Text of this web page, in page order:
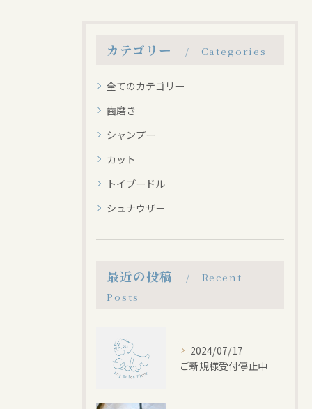
カテゴリー Categories
全てのカテゴリー
歯磨き
シャンプー
カット
トイプードル
シュナウザー
最近の投稿
Recent
Posts
2024/07/17
ご新規様受付停止中